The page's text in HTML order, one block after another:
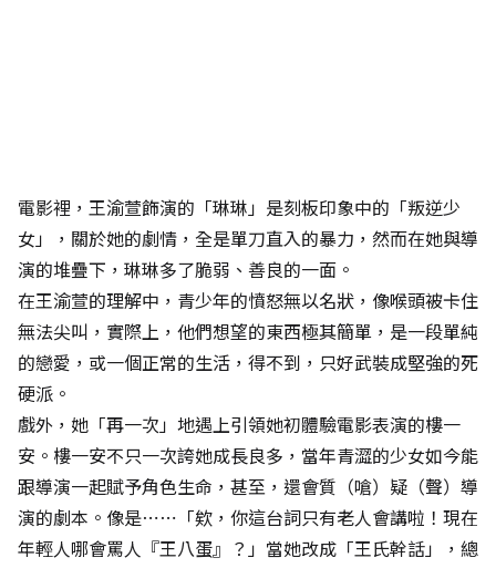
電影裡，王渝萱飾演的「琳琳」是刻板印象中的「叛逆少
女」，關於她的劇情，全是單刀直入的暴力，然而在她與導
演的堆疊下，琳琳多了脆弱、善良的一面。
在王渝萱的理解中，青少年的憤怒無以名狀，像喉頭被卡住
無法尖叫，實際上，他們想望的東西極其簡單，是一段單純
的戀愛，或一個正常的生活，得不到，只好武裝成堅強的死
硬派。
戲外，她「再一次」地遇上引領她初體驗電影表演的樓一
安。樓一安不只一次誇她成長良多，當年青澀的少女如今能
跟導演一起賦予角色生命，甚至，還會質（嗆）疑（聲）導
演的劇本。像是⋯⋯「欸，你這台詞只有老人會講啦！現在
年輕人哪會罵人『王八蛋』？」當她改成「王氏幹話」，總